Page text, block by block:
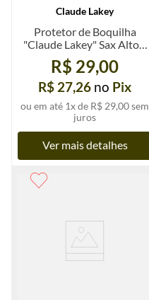
Claude Lakey
Protetor de Boquilha
"Claude Lakey" Sax Alto e
Tenor, un.
R$ 29,00
R$ 27,26 no Pix
ou em até 1x de R$ 29,00sem
juros
Ver mais detalhes